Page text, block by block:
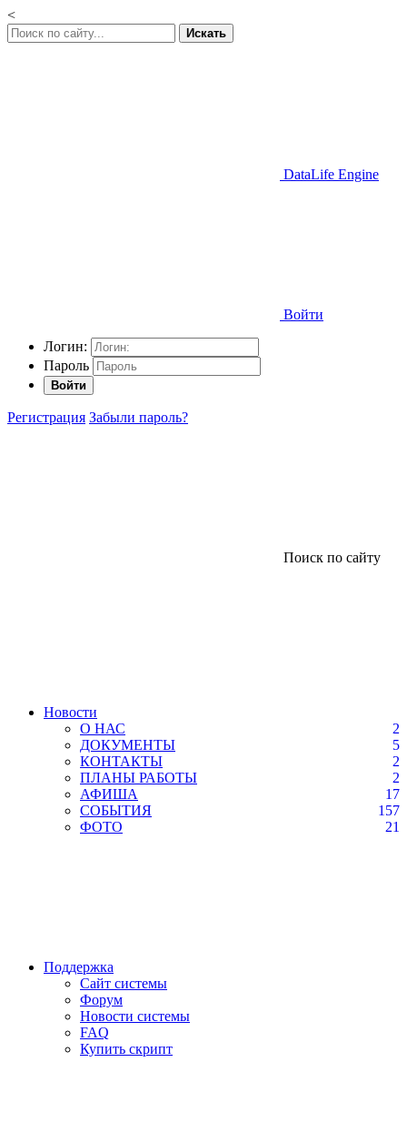
<
Искать
DataLife Engine
Войти
Логин:
Пароль
Войти
Регистрация Забыли пароль?
Поиск по сайту
Новости
О НАС
2
ДОКУМЕНТЫ
5
КОНТАКТЫ
2
ПЛАНЫ РАБОТЫ
2
АФИША
17
СОБЫТИЯ
157
ФОТО
21
Поддержка
Сайт системы
Форум
Новости системы
FAQ
Купить скрипт